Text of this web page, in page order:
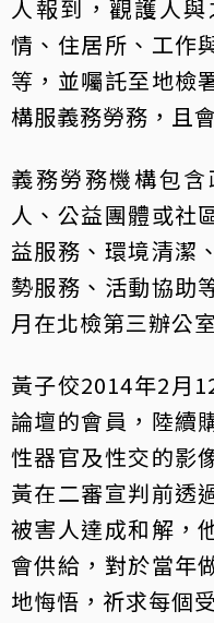
人報到，觀護人
情、住居所、工作
等，並囑託至地檢
構服義務勞務，且
義務勞務機構包
人、公益團體或社
益服務、環境清潔
勢服務、活動協助
月在北檢第三辦公
黃子佼2014年2月
論壇的會員，陸續
性器官及性交的影
黃在二審宣判前透
被害人達成和解，
會供給，對於當年
地悔悟，祈求每個